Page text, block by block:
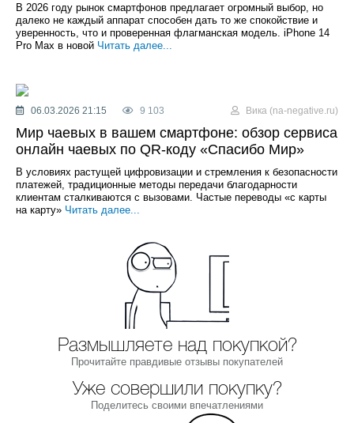
В 2026 году рынок смартфонов предлагает огромный выбор, но
далеко не каждый аппарат способен дать то же спокойствие и
уверенность, что и проверенная флагманская модель. iPhone 14
Pro Max в новой Читать далее...
06.03.2026 21:15 9 103 Вика (na-negative.ru)
Мир чаевых в вашем смартфоне: обзор сервиса
онлайн чаевых по QR-коду «Спасибо Мир»
В условиях растущей цифровизации и стремления к безопасности
платежей, традиционные методы передачи благодарности
клиентам сталкиваются с вызовами. Частые переводы «с карты
на карту» Читать далее...
Размышляете над покупкой?
Прочитайте правдивые отзывы покупателей
Уже совершили покупку?
Поделитесь своими впечатлениями